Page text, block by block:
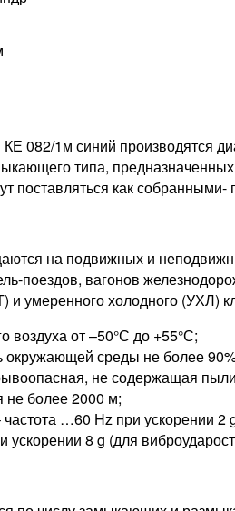
082/1м синий производятся
типа,
поставляться как
на подвижных и
поездов, вагонов
и умеренного холодного
воздуха от –50°С до +55°С;
окружающей среды не более
не содержащая
более 2000 м;
…60 Hz при ускорении
ускорении 8 g (для